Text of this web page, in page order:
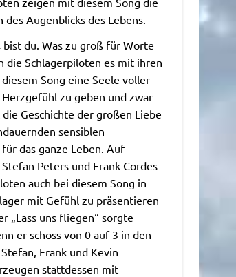
Augenblicks des Lebens.
du. Was zu groß für Worte
Schlagerpiloten es mit ihren
Song eine Seele voller
zu geben und zwar
Geschichte der großen Liebe
sensiblen
das ganze Leben. Auf
Peters und Frank Cordes
auch bei diesem Song in
mit Gefühl zu präsentieren
„Lass uns fliegen“ sorgte
er schoss von 0 auf 3 in den
Frank und Kevin
stattdessen mit